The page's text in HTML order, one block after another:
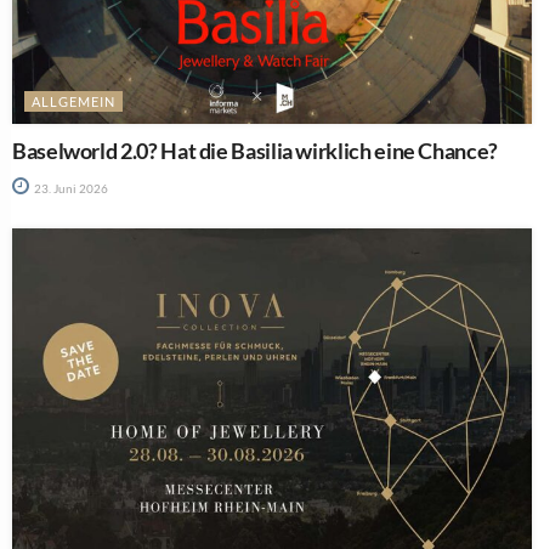
ALLGEMEIN
Baselworld 2.0? Hat die Basilia wirklich eine Chance?
23. Juni 2026